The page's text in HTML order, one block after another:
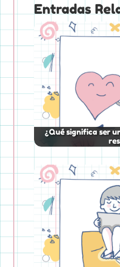
Entradas
¿Qué significa ser